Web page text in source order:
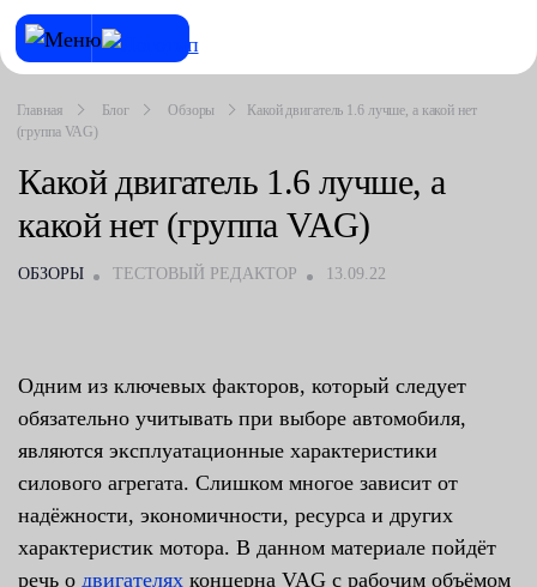
Главная Блог Обзоры
Какой двигатель 1.6 лучше, а какой нет
(группа VAG)
Какой двигатель 1.6 лучше, а
какой нет (группа VAG)
ОБЗОРЫ ТЕСТОВЫЙ РЕДАКТОР 13.09.22
Одним из ключевых факторов, который следует
обязательно учитывать при выборе автомобиля,
являются эксплуатационные характеристики
силового агрегата. Слишком многое зависит от
надёжности, экономичности, ресурса и других
характеристик мотора. В данном материале пойдёт
речь о двигателях концерна VAG с рабочим объёмом